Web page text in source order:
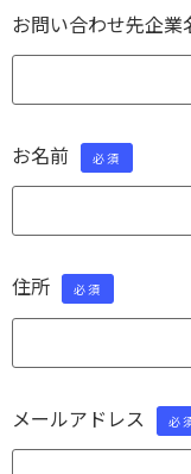
お問い合わせ先企業
お名前 必須
住所 必須
メールアドレス 必